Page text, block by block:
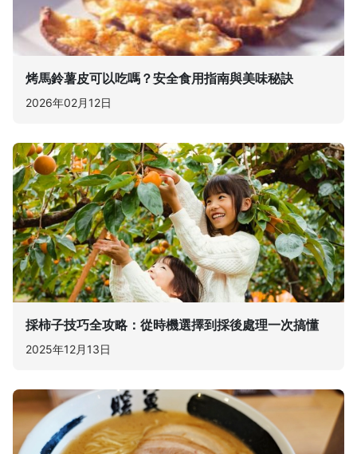
烤馬鈴薯皮可以吃嗎？安全食用指南與美味秘訣
2026年02月12日
採柿子技巧全攻略：從時機選擇到採後處理一次搞懂
2025年12月13日